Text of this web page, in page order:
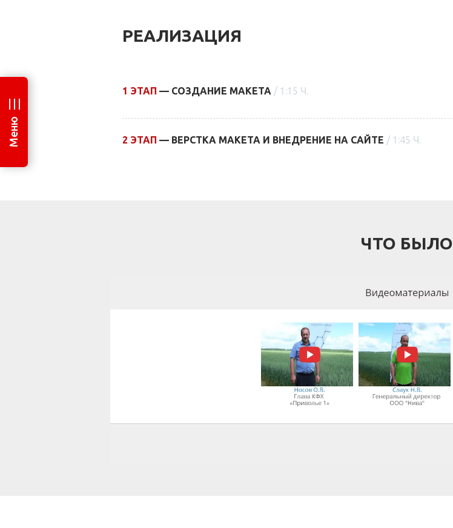
РЕАЛИЗАЦИЯ
1 ЭТАП — СОЗДАНИЕ МАКЕТА / 1:15 Ч.
2 ЭТАП — ВЕРСТКА МАКЕТА И ВНЕДРЕНИЕ НА САЙТЕ / 1:45 Ч.
ЧТО БЫЛО
Меню